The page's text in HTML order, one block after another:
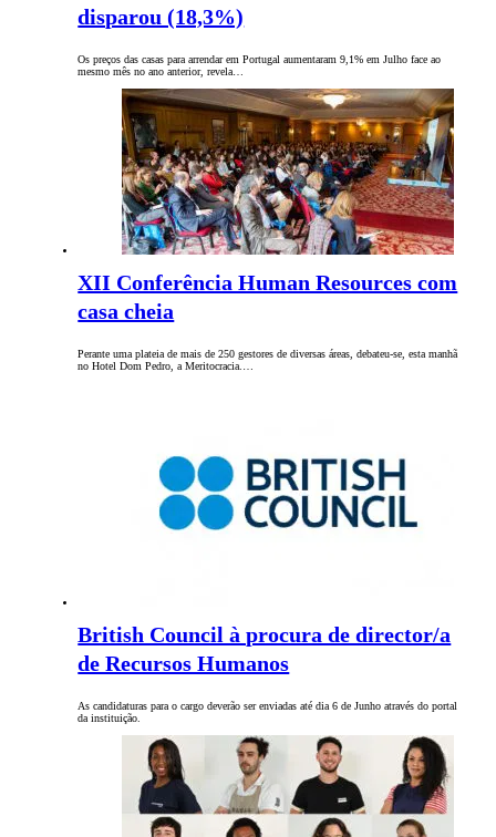
disparou (18,3%)
Os preços das casas para arrendar em Portugal aumentaram 9,1% em Julho face ao
mesmo mês no ano anterior, revela…
XII Conferência Human Resources com
casa cheia
Perante uma plateia de mais de 250 gestores de diversas áreas, debateu-se, esta manhã
no Hotel Dom Pedro, a Meritocracia.…
British Council à procura de director/a
de Recursos Humanos
As candidaturas para o cargo deverão ser enviadas até dia 6 de Junho através do portal
da instituição.